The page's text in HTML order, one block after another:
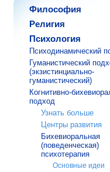
Философия
Религия
Психология
Психодинамический
Гуманистический
(экзистинциально-
гуманистический)
Когнитивно-
подход
Узнать больше
Центры развития
Бихевиоральная
(поведенческая)
психотерапия
Основные идеи